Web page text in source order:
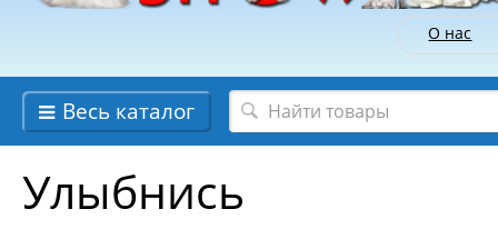
О нас
Весь каталог
Улыбнись